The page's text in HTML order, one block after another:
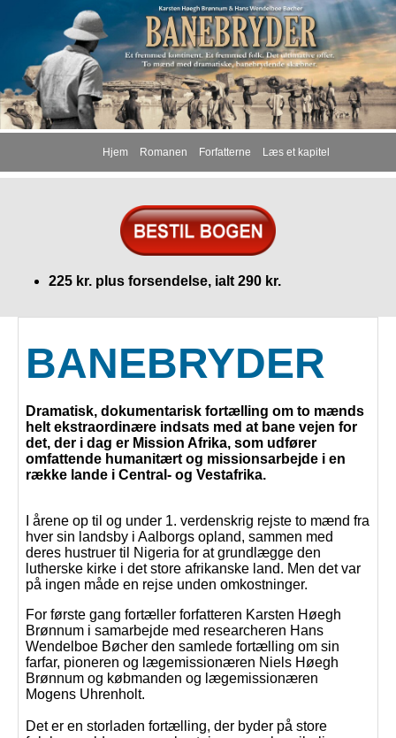
Hjem Romanen Forfatterne Læs et kapitel
225 kr. plus forsendelse, ialt 290 kr.
BANEBRYDER
Dramatisk, dokumentarisk fortælling om to mænds
helt ekstraordinære indsats med at bane vejen for
det, der i dag er Mission Afrika, som udfører
omfattende humanitært og missionsarbejde i en
række lande i Central- og Vestafrika.
I årene op til og under 1. verdenskrig rejste to mænd fra
hver sin landsby i Aalborgs opland, sammen med
deres hustruer til Nigeria for at grundlægge den
lutherske kirke i det store afrikanske land. Men det var
på ingen måde en rejse unden omkostninger.
For første gang fortæller forfatteren Karsten Høegh
Brønnum i samarbejde med researcheren Hans
Wendelboe Bøcher den samlede fortælling om sin
farfar, pioneren og lægemissionæren Niels Høegh
Brønnum og købmanden og lægemissionæren
Mogens Uhrenholt.
Det er en storladen fortælling, der byder på store